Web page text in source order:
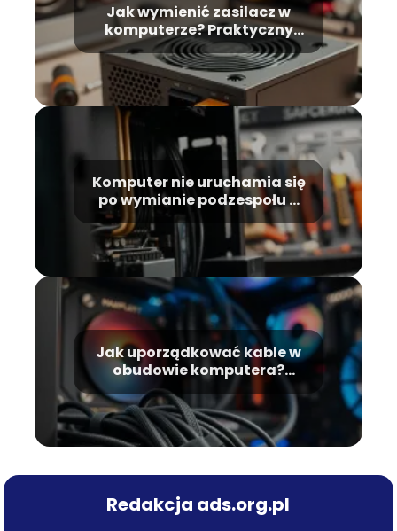
Jak wymienić zasilacz w
komputerze? Praktyczny
przewodnik krok po kroku
Komputer nie uruchamia się
po wymianie podzespołu –
co robić?
Jak uporządkować kable w
obudowie komputera?
Praktyczne porady
Redakcja ads.org.pl